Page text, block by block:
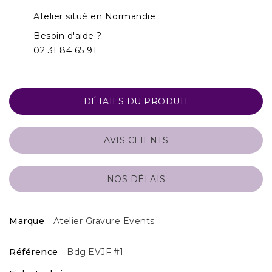
Atelier situé en Normandie
Besoin d'aide ?
02 31 84 65 91
DÉTAILS DU PRODUIT
AVIS CLIENTS
NOS DÉLAIS
Marque Atelier Gravure Events
Référence Bdg.EVJF.#1